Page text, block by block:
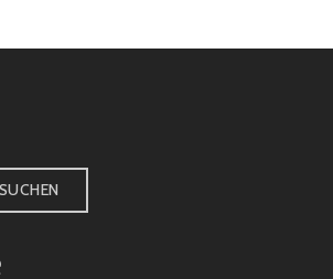
SUCHEN